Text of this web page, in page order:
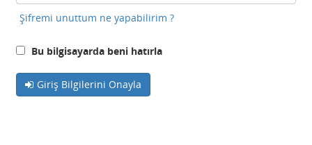
Şifremi unuttum ne yapabilirim ?
Bu bilgisayarda beni hatırla
Giriş Bilgilerini Onayla